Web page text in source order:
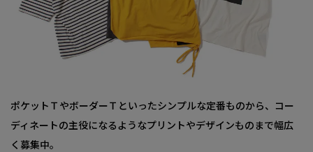
ポケットＴやボーダーＴといったシンプルな定番ものから、コー
ディネートの主役になるようなプリントやデザインものまで幅広
く募集中。